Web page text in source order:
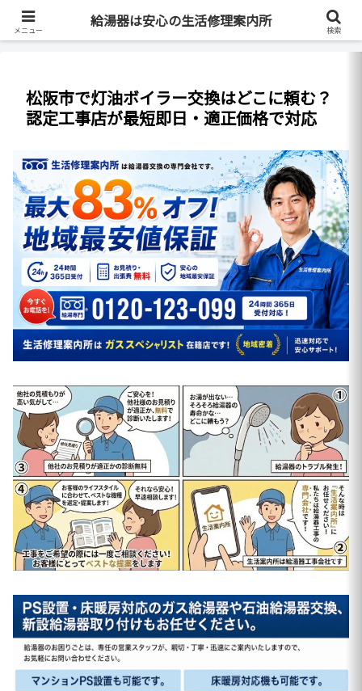
最短即日・全国対応・最大83%OFF
松阪市で灯油ボイラー交換はどこに頼む？
認定工事店が最短即日・適正価格で対応
メニュー
給湯器は安心の生活修理案内所
検索